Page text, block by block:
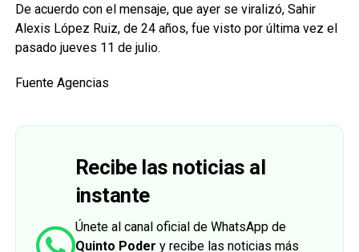
De acuerdo con el mensaje, que ayer se viralizó, Sahir
Alexis López Ruiz, de 24 años, fue visto por última vez el
pasado jueves 11 de julio.
Fuente Agencias
Recibe las noticias al
instante
Únete al canal oficial de WhatsApp de
Quinto Poder y recibe las noticias más